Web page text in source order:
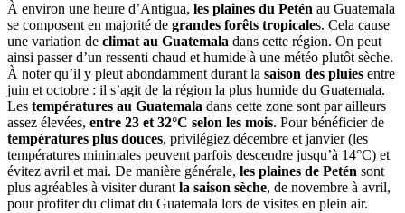
À environ une heure d’Antigua, les plaines du Petén au Guatemala
se composent en majorité de grandes forêts tropicales. Cela cause
une variation de climat au Guatemala dans cette région. On peut
ainsi passer d’un ressenti chaud et humide à une météo plutôt sèche.
À noter qu’il y pleut abondamment durant la saison des pluies entre
juin et octobre : il s’agit de la région la plus humide du Guatemala.
Les températures au Guatemala dans cette zone sont par ailleurs
assez élevées, entre 23 et 32°C selon les mois. Pour bénéficier de
températures plus douces, privilégiez décembre et janvier (les
températures minimales peuvent parfois descendre jusqu’à 14°C) et
évitez avril et mai. De manière générale, les plaines de Petén sont
plus agréables à visiter durant la saison sèche, de novembre à avril,
pour profiter du climat du Guatemala lors de visites en plein air.